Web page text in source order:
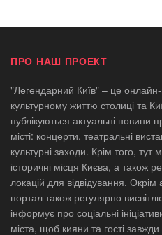
ПРО НАШ ПРОЕКТ
"Легендарний Київ" – це
культурному життю столиці та
публікуються актуальні новини
місті: концерти, театральні
культурні заходи. Крім того,
історичні місця Києва, а також
локацій для відвідування. Окрім
портал також регулярно
інформує про соціальні
міста, щоб кияни та гості